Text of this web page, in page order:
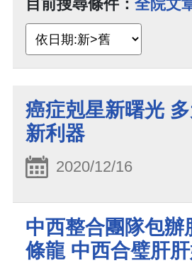
目前搜尋條件： 全院文
癌症剋星新曙光
新利器
2020/12/16
中西整合團隊包辦
條龍 中西合璧肝